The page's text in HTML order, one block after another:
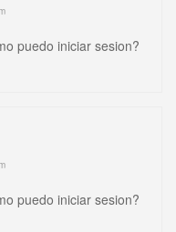
puedo iniciar sesion?
puedo iniciar sesion?